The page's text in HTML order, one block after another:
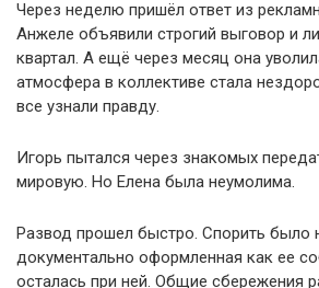
Через неделю пришёл ответ из
Анжеле объявили строгий выговор и
квартал. А ещё через месяц она
атмосфера в коллективе стала
все узнали правду.
Игорь пытался через знакомых
мировую. Но Елена была неумолима.
Развод прошел быстро. Спорить было
документально оформленная как ее
осталась при ней. Общие сбережения